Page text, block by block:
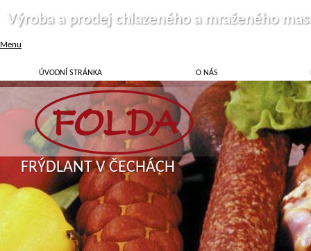
Menu
ÚVODNÍ STRÁNKA O NÁS
Výroba a prodej chlazeného a mraženého
FRÝDLANT V ČECHÁCH